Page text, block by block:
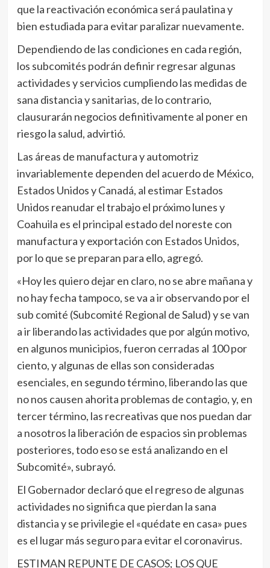
que la reactivación económica será paulatina y
bien estudiada para evitar paralizar nuevamente.
Dependiendo de las condiciones en cada región,
los subcomités podrán definir regresar algunas
actividades y servicios cumpliendo las medidas de
sana distancia y sanitarias, de lo contrario,
clausurarán negocios definitivamente al poner en
riesgo la salud, advirtió.
Las áreas de manufactura y automotriz
invariablemente dependen del acuerdo de México,
Estados Unidos y Canadá, al estimar Estados
Unidos reanudar el trabajo el próximo lunes y
Coahuila es el principal estado del noreste con
manufactura y exportación con Estados Unidos,
por lo que se preparan para ello, agregó.
«Hoy les quiero dejar en claro, no se abre mañana y
no hay fecha tampoco, se va a ir observando por el
sub comité (Subcomité Regional de Salud) y se van
a ir liberando las actividades que por algún motivo,
en algunos municipios, fueron cerradas al 100 por
ciento, y algunas de ellas son consideradas
esenciales, en segundo término, liberando las que
no nos causen ahorita problemas de contagio, y, en
tercer término, las recreativas que nos puedan dar
a nosotros la liberación de espacios sin problemas
posteriores, todo eso se está analizando en el
Subcomité», subrayó.
El Gobernador declaró que el regreso de algunas
actividades no significa que pierdan la sana
distancia y se privilegie el «quédate en casa» pues
es el lugar más seguro para evitar el coronavirus.
ESTIMAN REPUNTE DE CASOS; LOS QUE